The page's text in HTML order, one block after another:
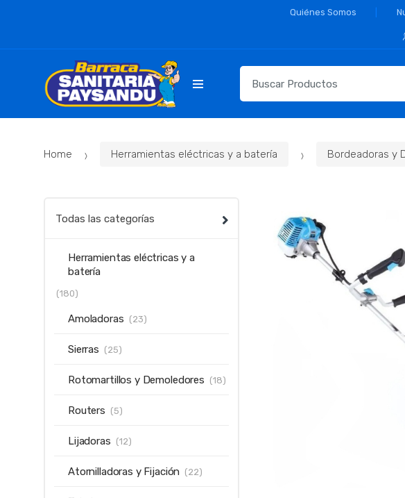
Quiénes Somos
para:
Home Herramientas eléctricas y a batería Bordeadoras y
Todas las categorías
Herramientas eléctricas y a
batería
(180)
Amoladoras (23)
Sierras (25)
Rotomartillos y Demoledores (18)
Routers (5)
Lijadoras (12)
Atornilladoras y Fijación (22)